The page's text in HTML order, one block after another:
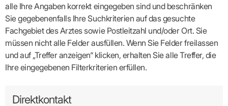
alle Ihre Angaben korrekt eingegeben sind und beschränken
Sie gegebenenfalls Ihre Suchkriterien auf das gesuchte
Fachgebiet des Arztes sowie Postleitzahl und/oder Ort. Sie
müssen nicht alle Felder ausfüllen. Wenn Sie Felder freilassen
und auf „Treffer anzeigen“ klicken, erhalten Sie alle Treffer, die
Ihre eingegebenen Filterkriterien erfüllen.
Direktkontakt